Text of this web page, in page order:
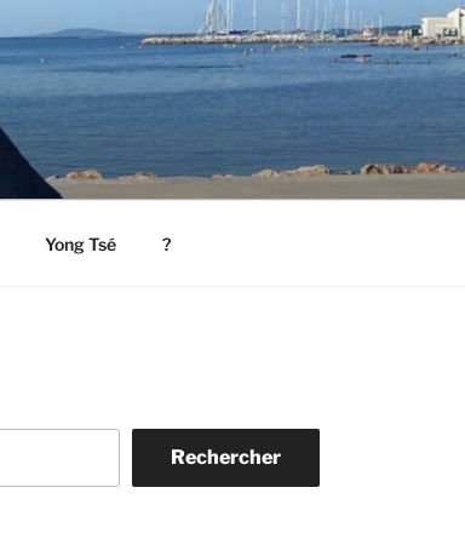
Yong Tsé ?
Rechercher